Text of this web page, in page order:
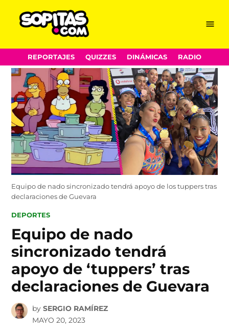
Skip
to
content
Menu
REPORTAJES QUIZZES DINÁMICAS RADIO
Equipo de nado sincronizado tendrá apoyo de los tuppers tras
declaraciones de Guevara
POSTED
DEPORTES
Equipo de nado
sincronizado tendrá
apoyo de ‘tuppers’ tras
declaraciones de Guevara
by SERGIO RAMÍREZ
MAYO 20, 2023